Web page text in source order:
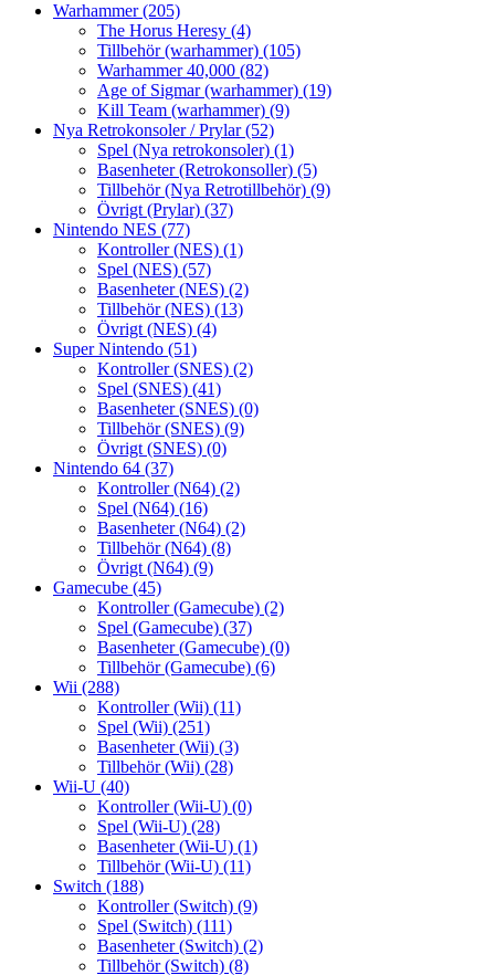
Warhammer(205)
The Horus Heresy (4)
Tillbehör (warhammer) (105)
Warhammer 40,000 (82)
Age of Sigmar (warhammer) (19)
Kill Team (warhammer) (9)
Nya Retrokonsoler / Prylar(52)
Spel (Nya retrokonsoler) (1)
Basenheter (Retrokonsoller) (5)
Tillbehör (Nya Retrotillbehör) (9)
Övrigt (Prylar) (37)
Nintendo NES (77)
Kontroller (NES) (1)
Spel (NES) (57)
Basenheter (NES) (2)
Tillbehör (NES) (13)
Övrigt (NES) (4)
Super Nintendo (51)
Kontroller (SNES) (2)
Spel (SNES) (41)
Basenheter (SNES) (0)
Tillbehör (SNES) (9)
Övrigt (SNES) (0)
Nintendo 64 (37)
Kontroller (N64) (2)
Spel (N64) (16)
Basenheter (N64) (2)
Tillbehör (N64) (8)
Övrigt (N64) (9)
Gamecube (45)
Kontroller (Gamecube) (2)
Spel (Gamecube) (37)
Basenheter (Gamecube) (0)
Tillbehör (Gamecube) (6)
Wii (288)
Kontroller (Wii) (11)
Spel (Wii) (251)
Basenheter (Wii) (3)
Tillbehör (Wii) (28)
Wii-U (40)
Kontroller (Wii-U) (0)
Spel (Wii-U) (28)
Basenheter (Wii-U) (1)
Tillbehör (Wii-U) (11)
Switch (188)
Kontroller (Switch) (9)
Spel (Switch) (111)
Basenheter (Switch) (2)
Tillbehör (Switch) (8)